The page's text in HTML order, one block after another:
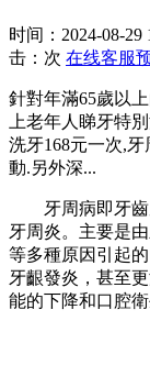
时间：2024-08-29
击： 次 在线客服
針對年滿65歲以
上老年人睇牙特
洗牙168元一次,
動.另外深...
牙周病即牙齒
牙周炎。主要是
等多種原因引起
牙齦發炎，甚至
能的下降和口腔